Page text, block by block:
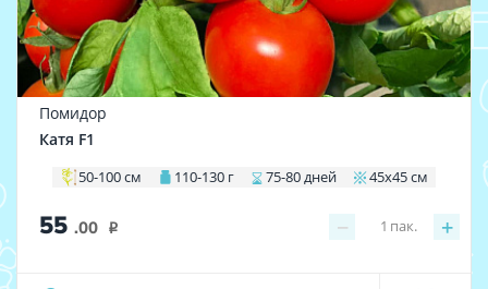
Помидор
Катя F1
50-100 см 110-130 г 75-80 дней 45х45 см
55 .00 i − +
1 пак.